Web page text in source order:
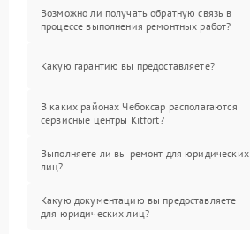
Возможно ли получать обратную связь в
процессе выполнения ремонтных работ?
Какую гарантию вы предоставляете?
В каких районах Чебоксар располагаются
сервисные центры Kitfort?
Выполняете ли вы ремонт для юридических
лиц?
Какую документацию вы предоставляете
для юридических лиц?